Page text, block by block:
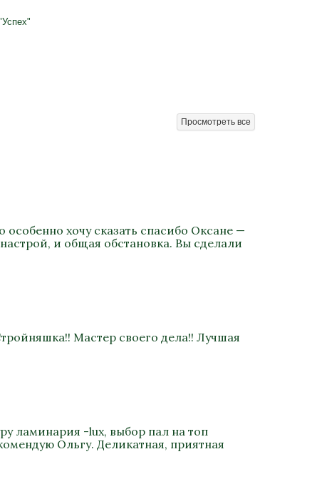
Просмотреть все
хочу сказать спасибо Оксане —
и общая обстановка. Вы сделали
Мастер своего дела!! Лучшая
ламинария -lux, выбор пал на топ
Ольгу. Деликатная, приятная